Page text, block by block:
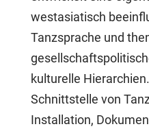
westasiatisch
Tanzsprache und
kulturelle
Schnittstelle von
Installation,